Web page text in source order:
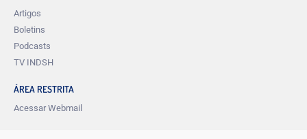
Artigos
Boletins
Podcasts
TV INDSH
ÁREA RESTRITA
Acessar Webmail